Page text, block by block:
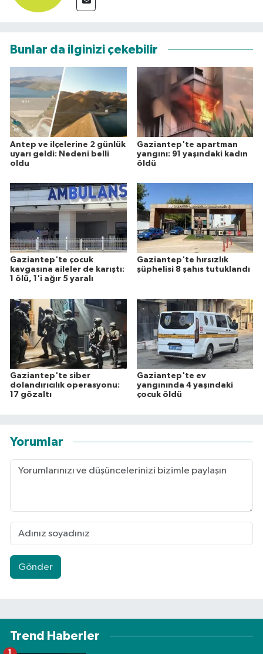
Bunlar da ilginizi çekebilir
Antep ve ilçelerine 2 günlük
uyarı geldi: Nedeni belli
oldu
Gaziantep'te apartman
yangını: 91 yaşındaki kadın
öldü
Gaziantep'te çocuk
kavgasına aileler de karıştı:
1 ölü, 1'i ağır 5 yaralı
Gaziantep'te hırsızlık
şüphelisi 8 şahıs tutuklandı
Gaziantep'te siber
dolandırıcılık operasyonu:
17 gözaltı
Gaziantep'te ev
yangınında 4 yaşındaki
çocuk öldü
Yorumlar
Gönder
Trend Haberler